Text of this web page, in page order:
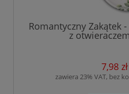
Romantyczny Zakątek
z
7,98 zł
zawiera 23% VAT, bez